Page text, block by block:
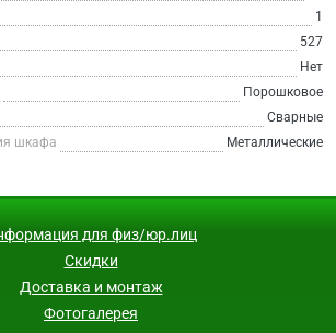
1
527
Нет
Порошковое
Сварные
шкафа
Металлические
для физ/юр.лиц
Скидки
Доставка и монтаж
Фотогалерея